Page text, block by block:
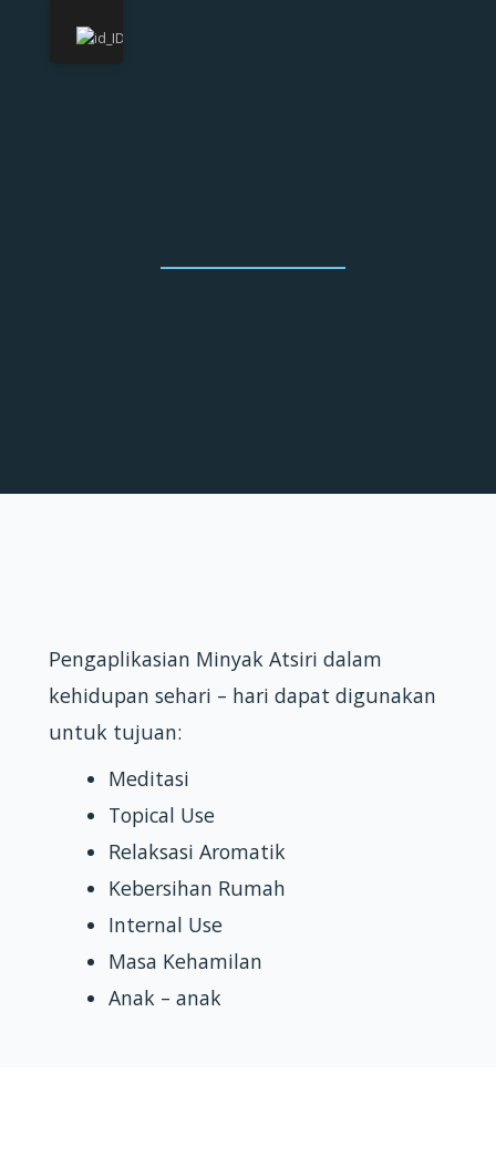
Pengaplikasian Minyak Atsiri dalam
kehidupan sehari – hari dapat digunakan
untuk tujuan:
Meditasi
Topical Use
Relaksasi Aromatik
Kebersihan Rumah
Internal Use
Masa Kehamilan
Anak – anak